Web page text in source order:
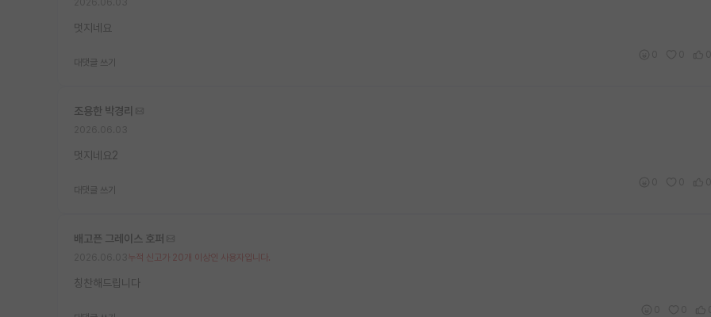
멋지네요
대댓글 쓰기
조용한 박경리
멋지네요2
대댓글 쓰기
배고픈 그레이스 호퍼
누적 신고가 20개 이상인 사용자입니다.
칭찬해드립니다